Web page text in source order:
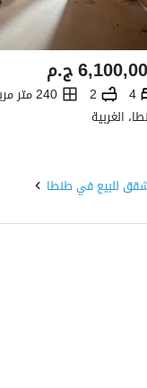
ج.م
4
2
240 متر مربع
الغربية
للبيع في طنطا